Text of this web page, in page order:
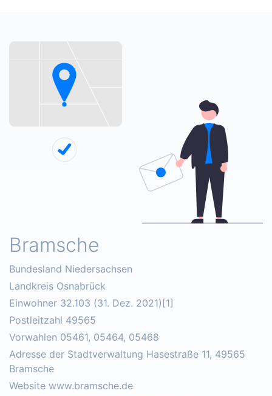
Bramsche
Bundesland Niedersachsen
Landkreis Osnabrück
Einwohner 32.103 (31. Dez. 2021)[1]
Postleitzahl 49565
Vorwahlen 05461, 05464, 05468
Adresse der Stadtverwaltung Hasestraße 11, 49565
Bramsche
Website www.bramsche.de